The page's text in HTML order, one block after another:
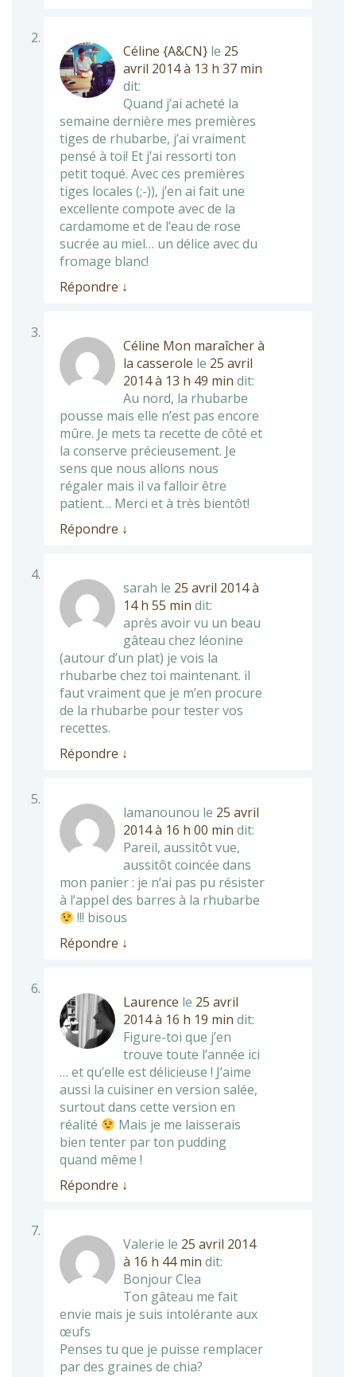
Céline {A&CN} le 25
avril 2014 à 13 h 37 min
dit:
Quand j’ai acheté la
semaine dernière mes premières
tiges de rhubarbe, j’ai vraiment
pensé à toi! Et j’ai ressorti ton
petit toqué. Avec ces premières
tiges locales (;-)), j’en ai fait une
excellente compote avec de la
cardamome et de l’eau de rose
sucrée au miel… un délice avec du
fromage blanc!
Répondre ↓
Céline Mon maraîcher à
la casserole le 25 avril
2014 à 13 h 49 min dit:
Au nord, la rhubarbe
pousse mais elle n’est pas encore
mûre. Je mets ta recette de côté et
la conserve précieusement. Je
sens que nous allons nous
régaler mais il va falloir être
patient… Merci et à très bientôt!
Répondre ↓
sarah le 25 avril 2014 à
14 h 55 min dit:
après avoir vu un beau
gâteau chez léonine
(autour d’un plat) je vois la
rhubarbe chez toi maintenant. il
faut vraiment que je m’en procure
de la rhubarbe pour tester vos
recettes.
Répondre ↓
lamanounou le 25 avril
2014 à 16 h 00 min dit:
Pareil, aussitôt vue,
aussitôt coincée dans
mon panier : je n’ai pas pu résister
à l’appel des barres à la rhubarbe
!!! bisous
Répondre ↓
Laurence le 25 avril
2014 à 16 h 19 min dit:
Figure-toi que j’en
trouve toute l’année ici
… et qu’elle est délicieuse ! J’aime
aussi la cuisiner en version salée,
surtout dans cette version en
réalité
Mais je me laisserais
bien tenter par ton pudding
quand même !
Répondre ↓
Valerie le 25 avril 2014
à 16 h 44 min dit:
Bonjour Clea
Ton gâteau me fait
envie mais je suis intolérante aux
œufs
Penses tu que je puisse remplacer
par des graines de chia?